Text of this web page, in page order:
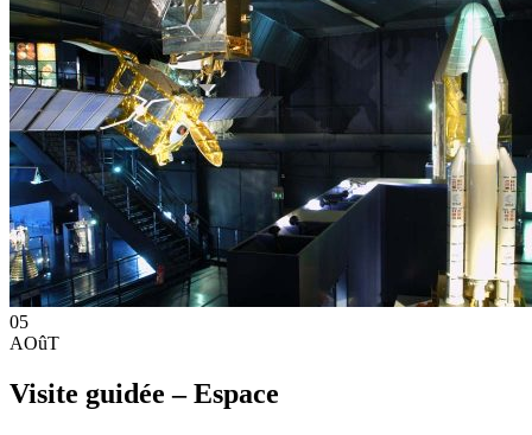
05
AOûT
Visite guidée – Espace